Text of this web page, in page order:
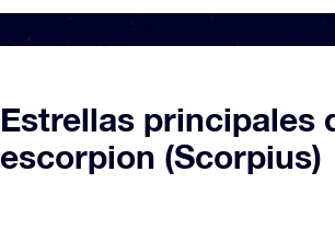
Estrellas principales
escorpion (Scorpius)